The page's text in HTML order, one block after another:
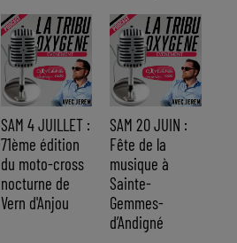
SAM 4 JUILLET :
71ème édition
du moto-cross
nocturne de
Vern d'Anjou
SAM 20 JUIN :
Fête de la
musique à
Sainte-
Gemmes-
d’Andigné